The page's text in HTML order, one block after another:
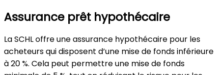
Assurance prêt hypothécaire
La SCHL offre une assurance hypothécaire pour les
acheteurs qui disposent d’une mise de fonds inférieure
à 20 %. Cela peut permettre une mise de fonds